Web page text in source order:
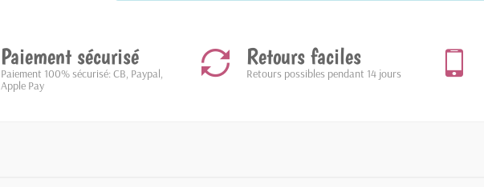
Paiement sécurisé
Paiement 100% sécurisé: CB, Paypal,
Apple Pay
Retours faciles
Retours possibles pendant 14 jours